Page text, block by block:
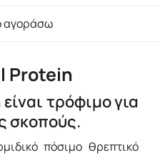
αγοράσω
Protein
τρόφιμο για
σκοπούς.
πόσιμο θρεπτικό